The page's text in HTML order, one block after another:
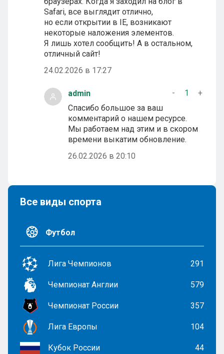
Safari, все выглядит отлично,
но если открытии в IE, возникают
некоторые наложения элементов.
Я лишь хотел сообщить! А в остальном,
отличный сайт!
24.02.2026 в 17:27
admin - 1
+
Спасибо большое за ваш
комментарий о нашем ресурсе.
Мы работаем над этим и в скором
времени выкатим обновление.
26.02.2026 в 20:10
Все виды спорта
Футбол
Лига Чемпионов 291
Чемпионат Англии 579
Чемпионат России 357
Лига Европы 104
Кубок России 44